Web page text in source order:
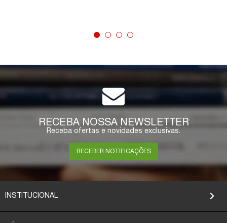
COMPRAR
RECEBA NOSSA NEWSLETTER
Receba ofertas e novidades exclusivas.
RECEBER NOTIFICAÇÕES
INSTITUCIONAL